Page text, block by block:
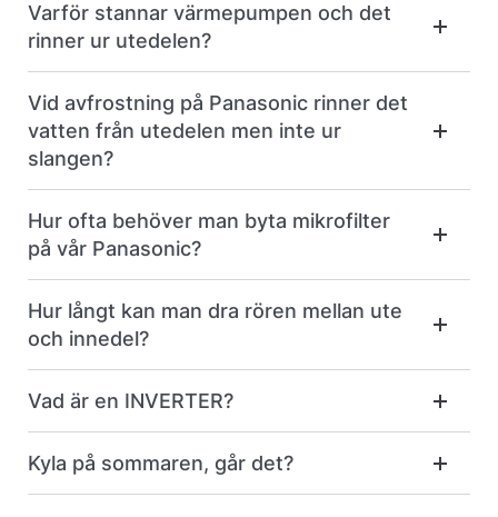
Varför stannar värmepumpen och det
rinner ur utedelen?
Vid avfrostning på Panasonic rinner det
vatten från utedelen men inte ur
slangen?
Hur ofta behöver man byta mikrofilter
på vår Panasonic?
Hur långt kan man dra rören mellan ute
och innedel?
Vad är en INVERTER?
Kyla på sommaren, går det?